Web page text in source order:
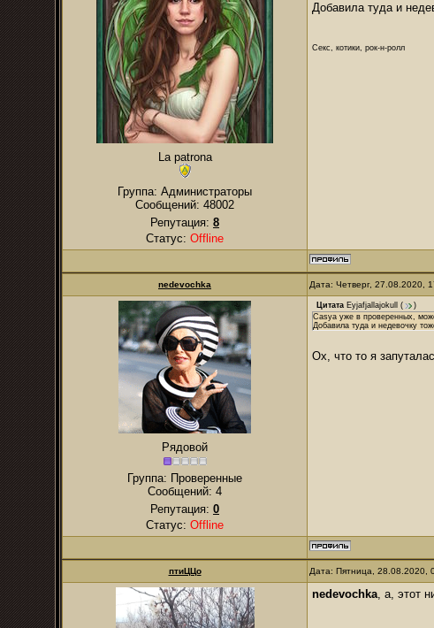
La patrona
Группа: Администраторы
Сообщений: 48002
Репутация: 8
Статус: Offline
Добавила туда и
Секс, котики, рок-н-ролл
nedevochka Дата: Четверг, 27.08.2020,
Рядовой
Группа: Проверенные
Сообщений: 4
Репутация: 0
Статус: Offline
Цитата Eyjafjallajokull (
)
Casya уже в проверенных,
Добавила туда и недевочку
Ох, что то я
птиЦЦо Дата: Пятница, 28.08.2020,
nedevochka, а, этот